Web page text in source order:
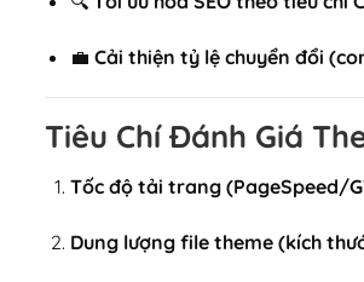
💼 Cải thiện tỷ lệ chuyển đổi
Tiêu Chí Đánh Giá
Tốc độ tải trang (PageSpeed/
Dung lượng file theme (kích